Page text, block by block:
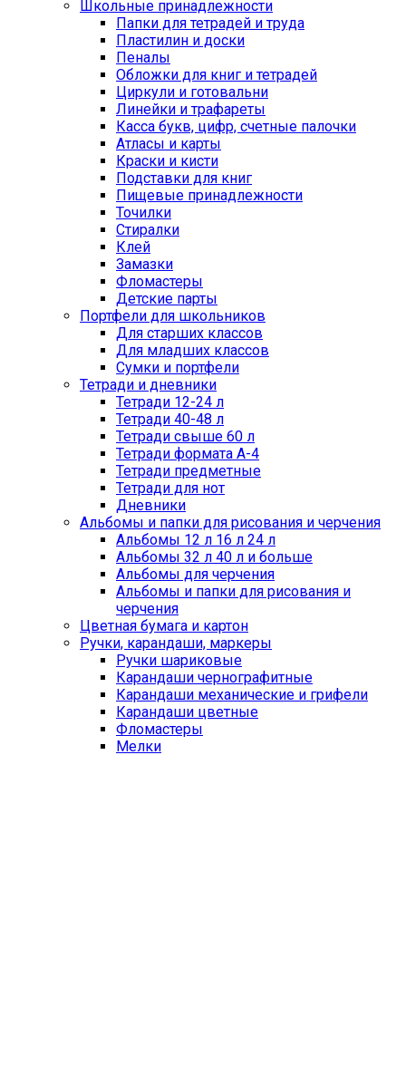
Школьные принадлежности
Папки для тетрадей и труда
Пластилин и доски
Пеналы
Обложки для книг и тетрадей
Циркули и готовальни
Линейки и трафареты
Касса букв, цифр, счетные палочки
Атласы и карты
Краски и кисти
Подставки для книг
Пищевые принадлежности
Точилки
Стиралки
Клей
Замазки
Фломастеры
Детские парты
Портфели для школьников
Для старших классов
Для младших классов
Сумки и портфели
Тетради и дневники
Тетради 12-24 л
Тетради 40-48 л
Тетради свыше 60 л
Тетради формата А-4
Тетради предметные
Тетради для нот
Дневники
Альбомы и папки для рисования и черчения
Альбомы 12 л 16 л 24 л
Альбомы 32 л 40 л и больше
Альбомы для черчения
Альбомы и папки для рисования и
черчения
Цветная бумага и картон
Ручки, карандаши, маркеры
Ручки шариковые
Карандаши чернографитные
Карандаши механические и грифели
Карандаши цветные
Фломастеры
Мелки